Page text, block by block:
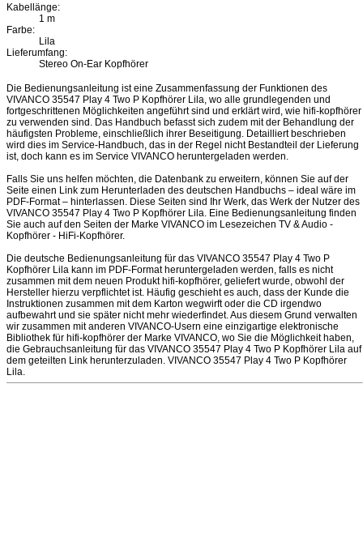
Kabellänge:
1 m
Farbe:
Lila
Lieferumfang:
Stereo On-Ear Kopfhörer
Die Bedienungsanleitung ist eine Zusammenfassung der Funktionen des
VIVANCO 35547 Play 4 Two P Kopfhörer Lila, wo alle grundlegenden und
fortgeschrittenen Möglichkeiten angeführt sind und erklärt wird, wie hifi-kopfhörer
zu verwenden sind. Das Handbuch befasst sich zudem mit der Behandlung der
häufigsten Probleme, einschließlich ihrer Beseitigung. Detailliert beschrieben
wird dies im Service-Handbuch, das in der Regel nicht Bestandteil der Lieferung
ist, doch kann es im Service VIVANCO heruntergeladen werden.
Falls Sie uns helfen möchten, die Datenbank zu erweitern, können Sie auf der
Seite einen Link zum Herunterladen des deutschen Handbuchs – ideal wäre im
PDF-Format – hinterlassen. Diese Seiten sind Ihr Werk, das Werk der Nutzer des
VIVANCO 35547 Play 4 Two P Kopfhörer Lila. Eine Bedienungsanleitung finden
Sie auch auf den Seiten der Marke VIVANCO im Lesezeichen TV & Audio -
Kopfhörer - HiFi-Kopfhörer.
Die deutsche Bedienungsanleitung für das VIVANCO 35547 Play 4 Two P
Kopfhörer Lila kann im PDF-Format heruntergeladen werden, falls es nicht
zusammen mit dem neuen Produkt hifi-kopfhörer, geliefert wurde, obwohl der
Hersteller hierzu verpflichtet ist. Häufig geschieht es auch, dass der Kunde die
Instruktionen zusammen mit dem Karton wegwirft oder die CD irgendwo
aufbewahrt und sie später nicht mehr wiederfindet. Aus diesem Grund verwalten
wir zusammen mit anderen VIVANCO-Usern eine einzigartige elektronische
Bibliothek für hifi-kopfhörer der Marke VIVANCO, wo Sie die Möglichkeit haben,
die Gebrauchsanleitung für das VIVANCO 35547 Play 4 Two P Kopfhörer Lila auf
dem geteilten Link herunterzuladen. VIVANCO 35547 Play 4 Two P Kopfhörer
Lila.